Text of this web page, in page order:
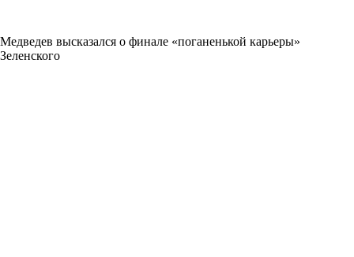
Медведев высказался о финале «поганенькой карьеры»
Зеленского